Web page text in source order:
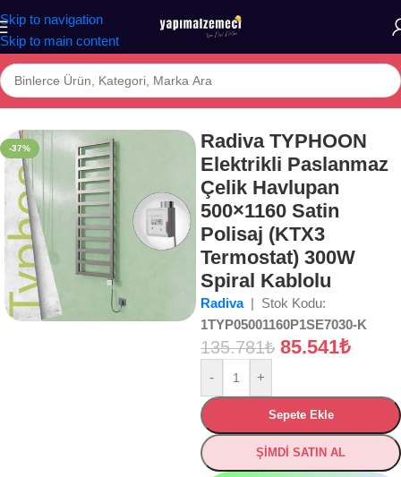
Skip to navigation
Skip to main content
/Mağaza/BANYO/İKLİMLENDİRME/Havlupanlar/Elektrikli Havlupan
-37%
Radiva TYPHOON
Elektrikli Paslanmaz
Çelik Havlupan
500×1160 Satin
Polisaj (KTX3
Termostat) 300W
Spiral Kablolu
Radiva | Stok Kodu:
1TYP05001160P1SE7030-K
135.781₺ 85.541₺
- +
Sepete Ekle
ŞİMDİ SATIN AL